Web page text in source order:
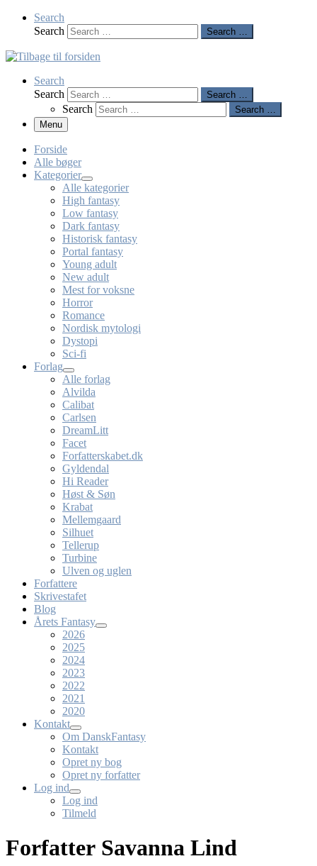
Search
Search
Search …
Search
Search
Search …
Search
Search …
Menu
Forside
Alle bøger
Kategorier
Alle kategorier
High fantasy
Low fantasy
Dark fantasy
Historisk fantasy
Portal fantasy
Young adult
New adult
Mest for voksne
Horror
Romance
Nordisk mytologi
Dystopi
Sci-fi
Forlag
Alle forlag
Alvilda
Calibat
Carlsen
DreamLitt
Facet
Forfatterskabet.dk
Gyldendal
Hi Reader
Høst & Søn
Krabat
Mellemgaard
Silhuet
Tellerup
Turbine
Ulven og uglen
Forfattere
Skrivestafet
Blog
Årets Fantasy
2026
2025
2024
2023
2022
2021
2020
Kontakt
Om DanskFantasy
Kontakt
Opret ny bog
Opret ny forfatter
Log ind
Log ind
Tilmeld
Forfatter Savanna Lind